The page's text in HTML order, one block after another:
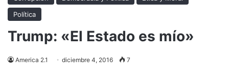
Política
Trump: «El Estado es mío»
America 2.1 diciembre 4, 2016 7